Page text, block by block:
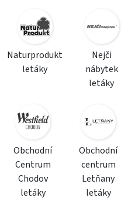
Naturprodukt
letáky
Nejči
nábytek
letáky
Obchodní
Centrum
Chodov
letáky
Obchodní
centrum
Letňany
letáky